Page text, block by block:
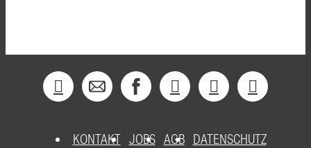
KONTAKT JOBS AGB DATENSCHUTZ